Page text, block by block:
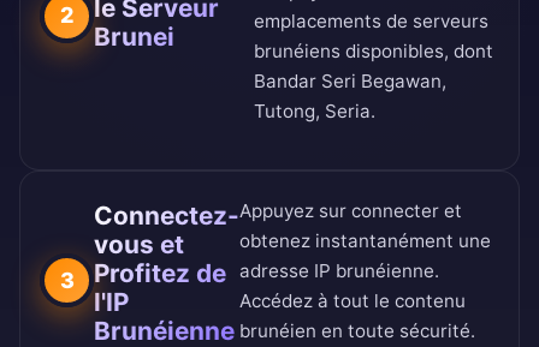
2
le Serveur
Brunei
emplacements de serveurs
brunéiens disponibles, dont
Bandar Seri Begawan,
Tutong, Seria.
3
Connectez-
vous et
Profitez de
l'IP
Brunéienne
Appuyez sur connecter et
obtenez instantanément une
adresse IP brunéienne.
Accédez à tout le contenu
brunéien en toute sécurité.